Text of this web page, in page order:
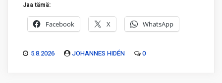
Jaa tämä:
Facebook X WhatsApp
5.8.2026 JOHANNES HIDÉN 0